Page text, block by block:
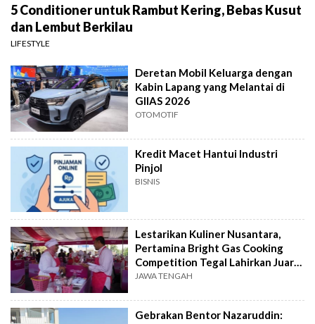
5 Conditioner untuk Rambut Kering, Bebas Kusut
dan Lembut Berkilau
LIFESTYLE
Deretan Mobil Keluarga dengan
Kabin Lapang yang Melantai di
GIIAS 2026
OTOMOTIF
Kredit Macet Hantui Industri
Pinjol
BISNIS
Lestarikan Kuliner Nusantara,
Pertamina Bright Gas Cooking
Competition Tegal Lahirkan Juara
Baru
JAWA TENGAH
Gebrakan Bentor Nazaruddin: